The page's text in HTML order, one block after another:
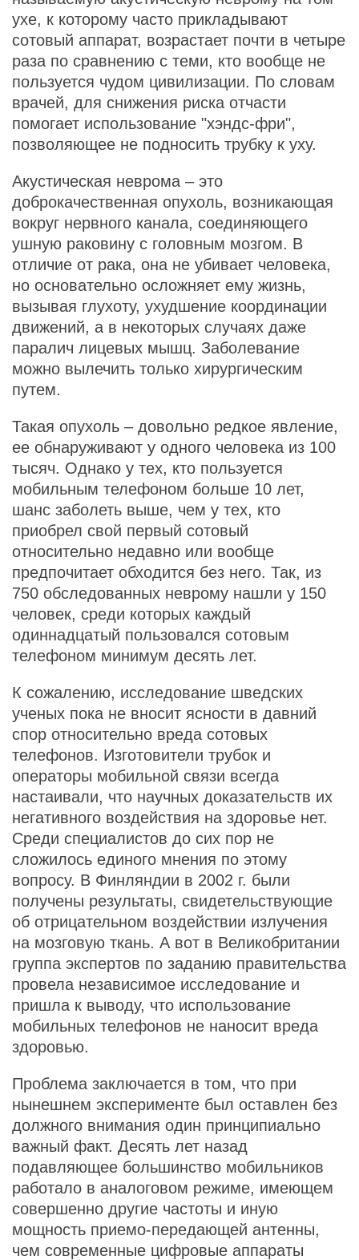
ухе, к которому часто прикладывают
сотовый аппарат, возрастает почти в четыре
раза по сравнению с теми, кто вообще не
пользуется чудом цивилизации. По словам
врачей, для снижения риска отчасти
помогает использование "хэндс-фри",
позволяющее не подносить трубку к уху.
Акустическая неврома – это
доброкачественная опухоль, возникающая
вокруг нервного канала, соединяющего
ушную раковину с головным мозгом. В
отличие от рака, она не убивает человека,
но основательно осложняет ему жизнь,
вызывая глухоту, ухудшение координации
движений, а в некоторых случаях даже
паралич лицевых мышц. Заболевание
можно вылечить только хирургическим
путем.
Такая опухоль – довольно редкое явление,
ее обнаруживают у одного человека из 100
тысяч. Однако у тех, кто пользуется
мобильным телефоном больше 10 лет,
шанс заболеть выше, чем у тех, кто
приобрел свой первый сотовый
относительно недавно или вообще
предпочитает обходится без него. Так, из
750 обследованных неврому нашли у 150
человек, среди которых каждый
одиннадцатый пользовался сотовым
телефоном минимум десять лет.
К сожалению, исследование шведских
ученых пока не вносит ясности в давний
спор относительно вреда сотовых
телефонов. Изготовители трубок и
операторы мобильной связи всегда
настаивали, что научных доказательств их
негативного воздействия на здоровье нет.
Среди специалистов до сих пор не
сложилось единого мнения по этому
вопросу. В Финляндии в 2002 г. были
получены результаты, свидетельствующие
об отрицательном воздействии излучения
на мозговую ткань. А вот в Великобритании
группа экспертов по заданию правительства
провела независимое исследование и
пришла к выводу, что использование
мобильных телефонов не наносит вреда
здоровью.
Проблема заключается в том, что при
нынешнем эксперименте был оставлен без
должного внимания один принципиально
важный факт. Десять лет назад
подавляющее большинство мобильников
работало в аналоговом режиме, имеющем
совершенно другие частоты и иную
мощность приемо-передающей антенны,
чем современные цифровые аппараты